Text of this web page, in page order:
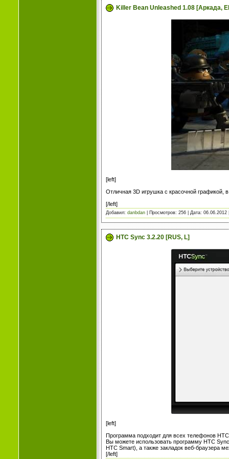
Killer Bean Unleashed 1.08 [Аркада,
[left]
Отличная 3D игрушка с красочной графикой,
[/left]
Добавил: danbdan | Просмотров: 256 | Дата: 06.06.2012
HTC Sync 3.2.20 [RUS, L]
[left]
Программа подходит для всех телефонов
Вы можете использовать программу HTC
HTC Smart), а также закладок веб-браузера
[/left]